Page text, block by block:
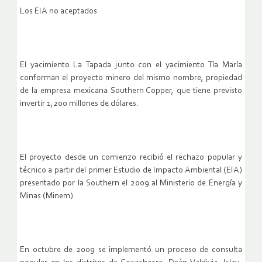
Los EIA no aceptados
El yacimiento La Tapada junto con el yacimiento Tía María
conforman el proyecto minero del mismo nombre, propiedad
de la empresa mexicana Southern Copper, que tiene previsto
invertir 1,200 millones de dólares.
El proyecto desde un comienzo recibió el rechazo popular y
técnico a partir del primer Estudio de Impacto Ambiental (EIA)
presentado por la Southern el 2009 al Ministerio de Energía y
Minas (Minem).
En octubre de 2009 se implementó un proceso de consulta